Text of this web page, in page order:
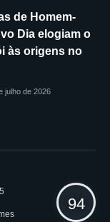
de Homem-
Dia elogiam o
às origens no
julho de 2026
94